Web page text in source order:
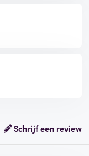
Schrijf een review